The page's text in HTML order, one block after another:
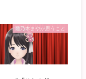
雛乃木まやが思うこと